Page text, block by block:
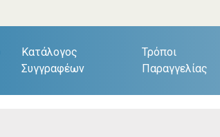
Κατάλογος
Συγγραφέων
Τρόποι
Παραγγελίας